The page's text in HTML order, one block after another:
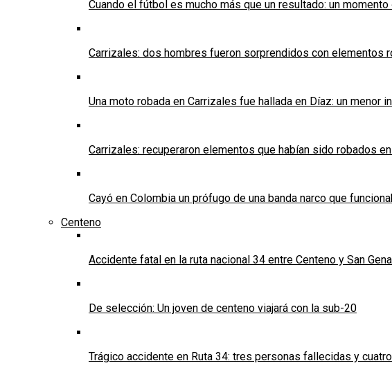
Cuando el fútbol es mucho más que un resultado: un
Carrizales: dos hombres fueron sorprendidos con elementos
Una moto robada en Carrizales fue hallada en Díaz: un menor
Carrizales: recuperaron elementos que habían sido robados en
Cayó en Colombia un prófugo de una banda narco que
Centeno
Accidente fatal en la ruta nacional 34 entre Centeno y San
De selección: Un joven de centeno viajará con la sub-20
Trágico accidente en Ruta 34: tres personas fallecidas y